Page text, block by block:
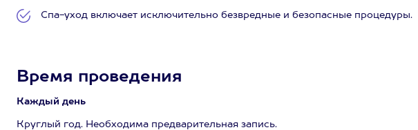
Спа-уход включает исключительно безвредные и безопасные процедуры.
Время проведения
Каждый день
Круглый год. Необходима предварительная запись.